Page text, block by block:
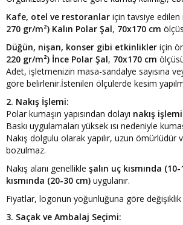
Kafe, otel ve restoranlar için tavsiye edilen
270 gr/m²) Kalın Polar Şal, 70x170 cm
Düğün, nişan, konser gibi etkinlikler için
220 gr/m²) İnce Polar Şal, 70x170 cm
Adet, işletmenizin masa-sandalye sayısına
göre belirlenir.İstenilen ölçülerde kesim
2. Nakış İşlemi:
Polar kumaşın yapısından dolayı nakış işlemi
Baskı uygulamaları yüksek ısı nedeniyle
Nakış dolgulu olarak yapılır, uzun ömürlüdür
bozulmaz.
Nakış alanı genellikle şalın uç kısmında
kısmında (20-30 cm) uygulanır.
Fiyatlar, logonun yoğunluğuna göre
3. Saçak ve Ambalaj Seçimi: